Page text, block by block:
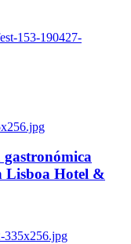
153-190427-
gastronómica
Lisboa Hotel &
335x256.jpg